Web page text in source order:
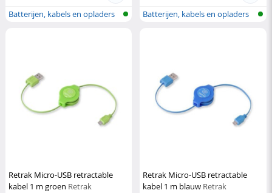
Batterijen, kabels en opladers
Batterijen, kabels en opladers
Retrak Micro-USB retractable
kabel 1 m groen Retrak
Retrak Micro-USB retractable
kabel 1 m blauw Retrak